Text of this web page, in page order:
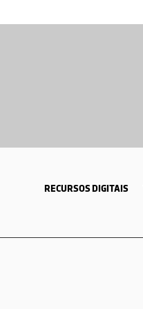
RECURSOS DIGITAIS